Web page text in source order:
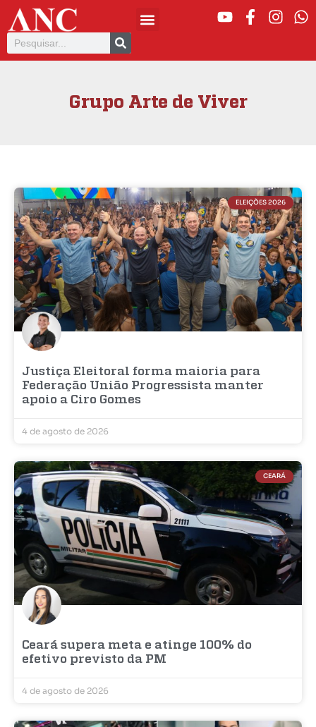
Grupo Arte de Viver
ELEIÇÕES 2026
Justiça Eleitoral forma maioria para
Federação União Progressista manter
apoio a Ciro Gomes
4 de agosto de 2026
CEARÁ
Ceará supera meta e atinge 100% do
efetivo previsto da PM
4 de agosto de 2026